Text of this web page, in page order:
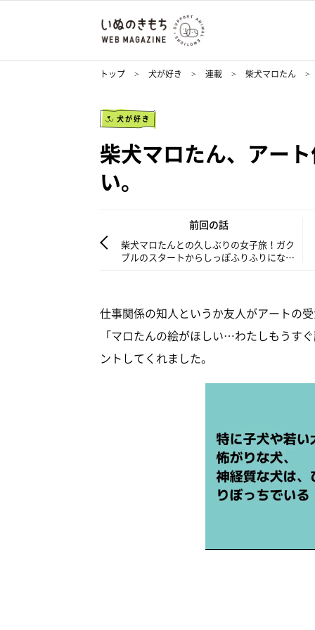
トップ 犬が好き 連載 柴犬マロたん
犬が好き
柴犬マロたん、アー
い。
前回の話
柴犬マロたんとの久しぶりの女子旅！ガク
ブルのスタートからしっぽふりふりになる
仕事関係の知人というか友人がアートの
「マロたんの絵がほしい…わたしもうす
ントしてくれました。